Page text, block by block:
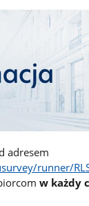
adresem
runner/
w każdy